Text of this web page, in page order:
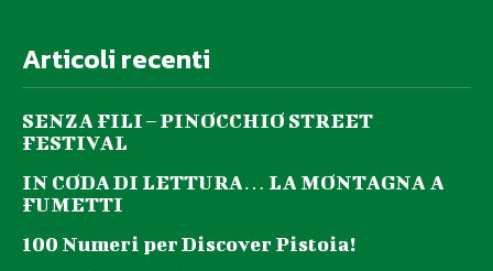
Articoli recenti
SENZA FILI – PINOCCHIO STREET
FESTIVAL
IN CODA DI LETTURA… LA MONTAGNA A
FUMETTI
100 Numeri per Discover Pistoia!